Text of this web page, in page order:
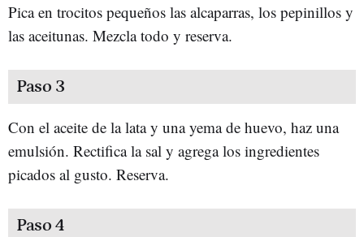
Pica en trocitos pequeños las alcaparras, los pepinillos y
las aceitunas. Mezcla todo y reserva.
Paso 3
Con el aceite de la lata y una yema de huevo, haz una
emulsión. Rectifica la sal y agrega los ingredientes
picados al gusto. Reserva.
Paso 4